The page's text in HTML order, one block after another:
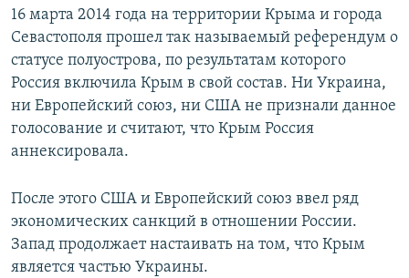
16 марта 2014 года на территории Крыма и города
Севастополя прошел так называемый референдум о
статусе полуострова, по результатам которого
Россия включила Крым в свой состав. Ни Украина,
ни Европейский союз, ни США не признали данное
голосование и считают, что Крым Россия
аннексировала.
После этого США и Европейский союз ввел ряд
экономических санкций в отношении России.
Запад продолжает настаивать на том, что Крым
является частью Украины.